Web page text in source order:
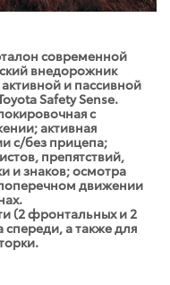
современной
внедорожник
и пассивной
Safety Sense.
с
активная
с/без прицепа;
препятствий,
и знаков; осмотра
движении
(2 фронтальных и 2
а также для